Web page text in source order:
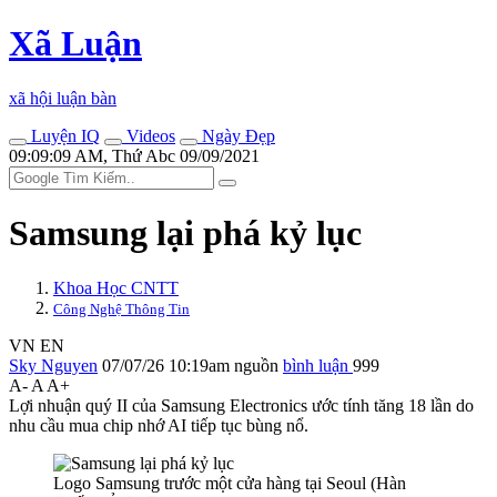
Xã Luận
xã hội luận bàn
Luyện IQ
Videos
Ngày Đẹp
09:09:09 AM, Thứ Abc 09/09/2021
Samsung lại phá kỷ lục
Khoa Học CNTT
Công Nghệ Thông Tin
VN EN
Sky Nguyen 07/07/26 10:19am nguồn bình luận 999
A- A A+
Lợi nhuận quý II của Samsung Electronics ước tính tăng 18 lần do
nhu cầu mua chip nhớ AI tiếp tục bùng nổ.
Logo Samsung trước một cửa hàng tại Seoul (Hàn